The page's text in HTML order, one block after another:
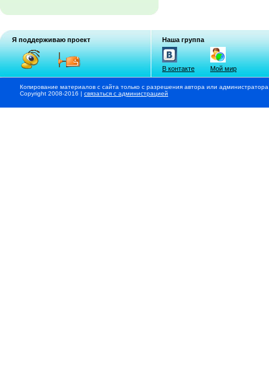
Я поддерживаю проект Наша группа
В контакте Мой мир
Копирование материалов с сайта только с разрешения автора или
Copyright 2008-2016 | связаться с администрацией